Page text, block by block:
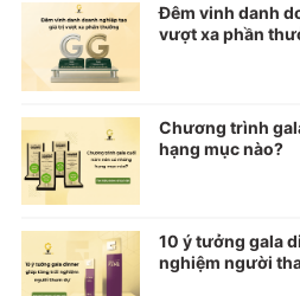
Đêm vinh danh
vượt xa phần
Chương trình
hạng mục nào?
10 ý tưởng gala
nghiệm người